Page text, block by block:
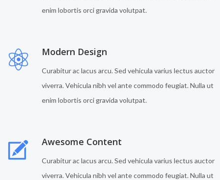
enim lobortis orci gravida volutpat.
Modern Design
Curabitur ac lacus arcu. Sed vehicula varius lectus auctor
viverra. Vehicula nibh vel ante commodo feugiat. Nulla ut
enim lobortis orci gravida volutpat.
Awesome Content
Curabitur ac lacus arcu. Sed vehicula varius lectus auctor
viverra. Vehicula nibh vel ante commodo feugiat. Nulla ut